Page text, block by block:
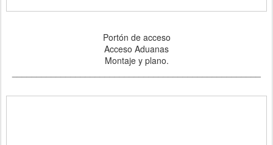
Portón de acceso
Acceso Aduanas
Montaje y plano.